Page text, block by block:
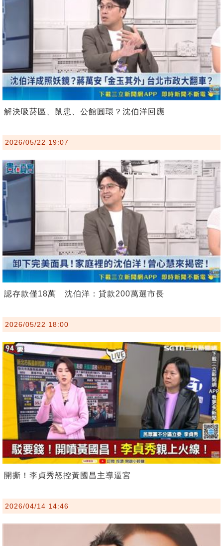
解決吸菸區、鼠患、公館圓環？沈伯洋回應
2026/05/22 19:07
認存款僅18萬 沈伯洋：貸款200萬選市長
2026/05/22 18:00
開撕！李貞秀怒控黃國昌主導逼宮
2026/04/14 14:46